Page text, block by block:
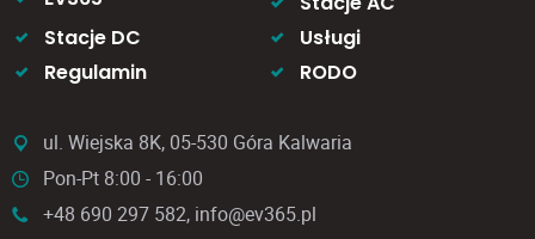
Stacje DC
Usługi
Regulamin
RODO
ul. Wiejska 8K, 05-530 Góra Kalwaria
Pon-Pt 8:00 - 16:00
+48 690 297 582, info@ev365.pl